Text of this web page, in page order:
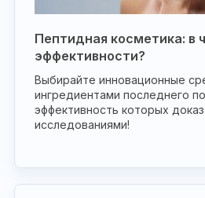
Пептидная косметика: в
эффективности?
Выбирайте инновационные
ингредиентами последнего
эффективность которых
исследованиями!